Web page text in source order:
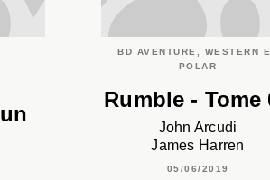
BD AVENTURE, WESTERN
POLAR
Rumble - Tome
John Arcudi
James Harren
05/06/2019